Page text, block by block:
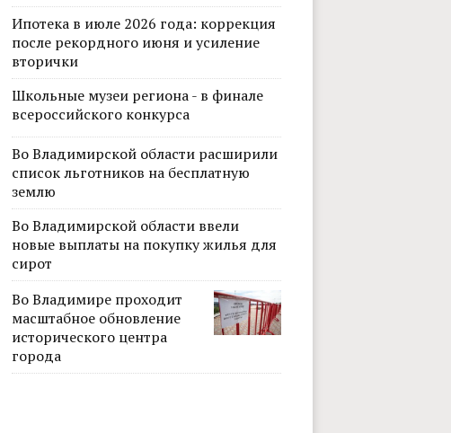
Ипотека в июле 2026 года: коррекция
после рекордного июня и усиление
вторички
Школьные музеи региона - в финале
всероссийского конкурса
Во Владимирской области расширили
список льготников на бесплатную
землю
Во Владимирской области ввели
новые выплаты на покупку жилья для
сирот
Во Владимире проходит
масштабное обновление
исторического центра
города